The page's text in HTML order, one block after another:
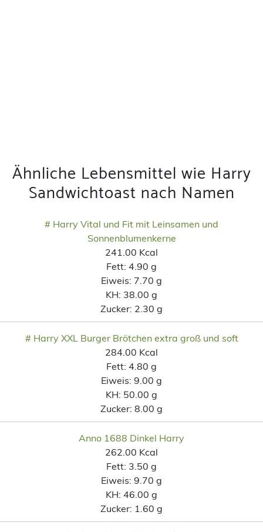
Ähnliche Lebensmittel wie Harry
Sandwichtoast nach Namen
# Harry Vital und Fit mit Leinsamen und
Sonnenblumenkerne
241.00 Kcal
Fett: 4.90 g
Eiweis: 7.70 g
KH: 38.00 g
Zucker: 2.30 g
# Harry XXL Burger Brötchen extra groß und soft
284.00 Kcal
Fett: 4.80 g
Eiweis: 9.00 g
KH: 50.00 g
Zucker: 8.00 g
Anno 1688 Dinkel Harry
262.00 Kcal
Fett: 3.50 g
Eiweis: 9.70 g
KH: 46.00 g
Zucker: 1.60 g